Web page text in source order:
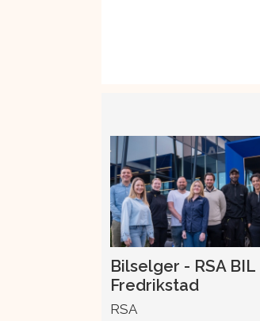
Bilselger - RSA BIL
Fredrikstad
RSA